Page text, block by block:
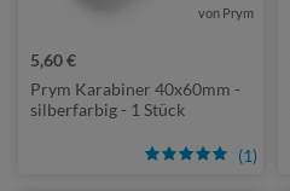
von Prym
5,60 €
(1)
Prym Karabiner 40x60mm -
silberfarbig - 1 Stück